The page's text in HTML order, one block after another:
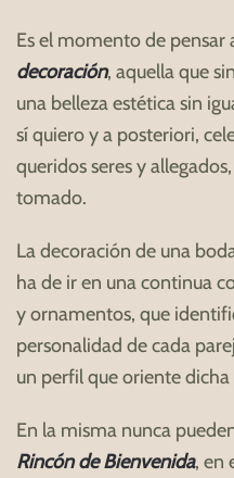
Es el momento de pensar
decoración, aquella que
una belleza estética sin
sí quiero y a posteriori,
queridos seres y
tomado.
La decoración de una
ha de ir en una continua
y ornamentos, que
personalidad de cada
un perfil que oriente
En la misma nunca
Rincón de Bienvenida, en